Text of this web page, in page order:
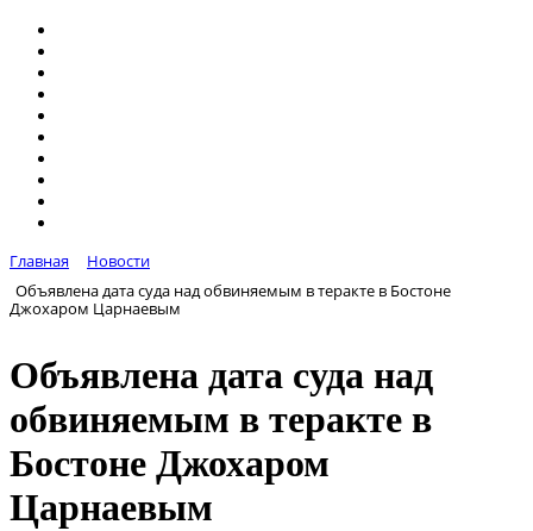
Главная
Новости
Объявлена дата суда над обвиняемым в теракте в Бостоне
Джохаром Царнаевым
Объявлена дата суда над
обвиняемым в теракте в
Бостоне Джохаром
Царнаевым